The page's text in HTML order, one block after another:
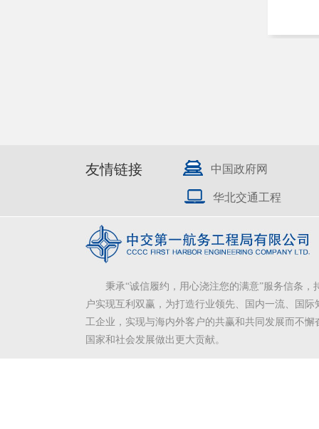
友情链接 中国政府网
华北交通工程
秉承“诚信履约，用心浇注您的满意”服务信条，
户实现互利双赢，为打造行业领先、国内一流、国际
工企业，实现与海内外客户的共赢和共同发展而不懈
国家和社会发展做出更大贡献。